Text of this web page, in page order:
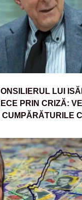
LUI
PRIN CRIZĂ: